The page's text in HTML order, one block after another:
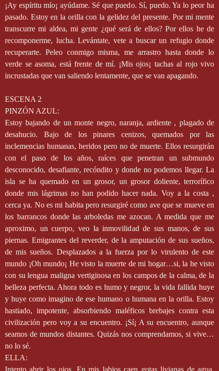
¡Ay espíritu mío¡ ayúdame. Sé que puedo. Sí, puedo. Ya lo peor ha
pasado. Estoy en la orilla con la gelidez del presente. Por mi mente
transcurre mi aldea, mi gente ¿qué será de ellos? Por ellos he de
recomponerme, lucha. Levántate, vete a buscar un refugio donde
recuperarte. Peleo conmigo misma, me arrastro hasta donde lo
verde se asoma, está frente de mí. ¡Mis ojos¡ tachas al rojo vivo
incrustadas que van saliendo lentamente, que se van apagando.
ESCENA 2
PINZÓN AZUL:
Estoy bajando de un monte negro, naranja, ardiente , plagado de
desahucio. Bajo de los pinares cenizos, quemados por las
inclemencias humanas, heridos pero no de muerte. Ellos resurgirán
con el paso de los años, raíces que penetran un submundo
desconocido, desafiante, recóndito y donde no podemos llegar. La
isla se ha quemado en un grosor, un grosor doliente, terrorífico
donde mis lágrimas no han podido hacer nada. Voy a la costa ,
cerca ya. No es mi habita pero resurgiré como ave que se mueve en
los barrancos donde las arboledas me azocan. A medida que me
aproximo, un cuerpo, veo la inmovilidad de sus manos, de sus
piernas. Emigrantes del reverder, de la amputación de sus sueños,
de mis sueños. Desplazados a la fuerza por lo virulento de este
mundo ¡Oh mundo¡ He visto la muerte de mi hogar…si, la he visto
con su lengua maligna vertiginosa en los campos de la calma, de la
belleza perfecta. Ahora todo es humo y negror, la vida fallida huye
y huye como imagino de ese humano o humana en la orilla. Estoy
hastiado, impotente, absorbiendo maléficos brebajes contra esta
civilización pero voy a su encuentro. ¡Sí¡ A su encuentro, aunque
seamos de mundos distantes. Quizás nos comprendamos, si vive…
no lo sé.
ELLA:
Intento abrir los ojos. En mis labios caen gotas livianas de agua.